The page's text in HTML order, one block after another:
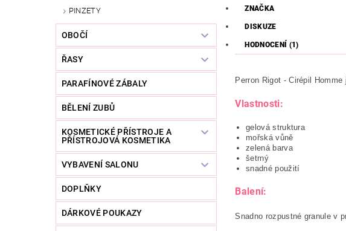
PINZETY
OBOČÍ
ŘASY
PARAFÍNOVÉ ZÁBALY
BĚLENÍ ZUBŮ
KOSMETICKÉ PŘÍSTROJE A
PŘÍSTROJOVÁ KOSMETIKA
VYBAVENÍ SALONU
DOPLŇKY
DÁRKOVÉ POUKAZY
ZNAČKA
DISKUZE
HODNOCENÍ (1)
Perron Rigot - Cirépil
Vlastnosti:
gelová struktura
mořská vůně
zelená barva
šetrný
snadné použití
Balení:
Snadno rozpustné granule v